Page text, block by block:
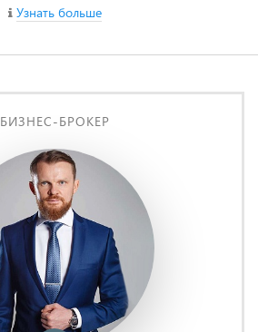
Узнать больше
БИЗНЕС-БРОКЕР